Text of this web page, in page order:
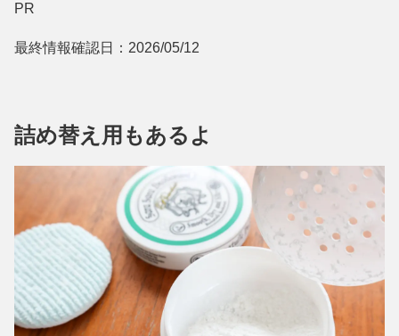
PR
最終情報確認日：2026/05/12
詰め替え用もあるよ